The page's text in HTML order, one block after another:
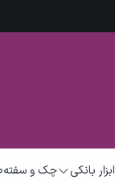
ابزار بانکی چک و سفته